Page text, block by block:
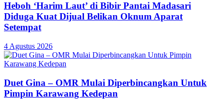
Heboh ‘Harim Laut’ di Bibir Pantai Madasari
Diduga Kuat Dijual Belikan Oknum Aparat
Setempat
4 Agustus 2026
Duet Gina – OMR Mulai Diperbincangkan Untuk
Pimpin Karawang Kedepan